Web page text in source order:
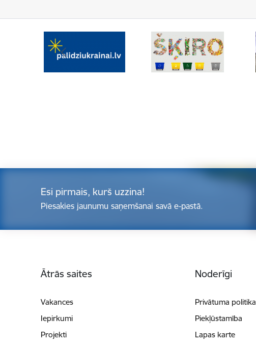
Esi pirmais, kurš uzzina!
Piesakies jaunumu saņemšanai savā e-pastā.
Ātrās saites
Vakances
Iepirkumi
Projekti
Noderīgi
Privātuma politika
Piekļūstamība
Lapas karte